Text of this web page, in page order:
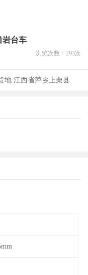
岩台车
浏览次数： 293次
地:江西省萍乡上栗县